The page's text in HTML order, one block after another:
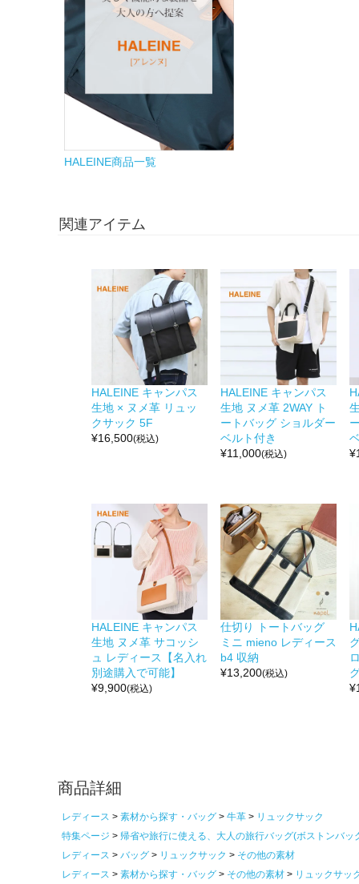
HALEINE商品一覧
関連アイテム
HALEINE キャンパス
生地 × ヌメ革 リュッ
クサック 5F
¥16,500(税込)
HALEINE キャンパス
生地 ヌメ革 2WAY ト
ートバッグ ショルダー
ベルト付き
¥11,000(税込)
¥
HALEINE キャンパス
生地 ヌメ革 サコッシ
ュ レディース【名入れ
別途購入で可能】
¥9,900(税込)
仕切り トートバッグ
ミニ mieno レディース
b4 収納
¥13,200(税込)
¥
商品詳細
レディース 素材から探す・バッグ 牛革
リュックサック
特集ページ
帰省や旅行に使える、大人の旅行バッグ(ボストンバッ
レディース
バッグ リュックサック
その他の素材
レディース
素材から探す・バッグ その他の素材
リュックサッ